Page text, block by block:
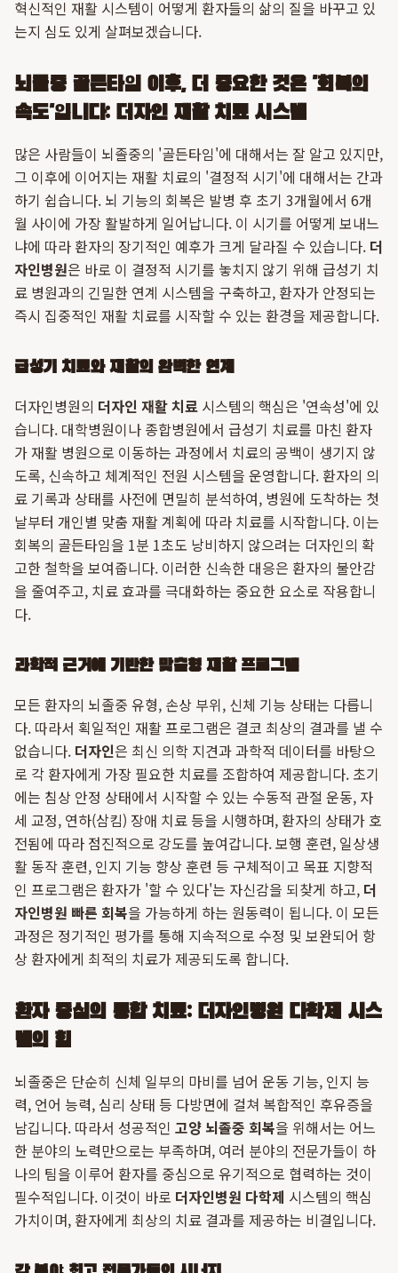
혁신적인 재활 시스템이 어떻게 환자들의 삶의 질을 바꾸고 있
는지 심도 있게 살펴보겠습니다.
뇌졸중 골든타임 이후, 더 중요한 것은 '회복의
속도'입니다: 더자인 재활 치료 시스템
많은 사람들이 뇌졸중의 '골든타임'에 대해서는 잘 알고 있지만,
그 이후에 이어지는 재활 치료의 '결정적 시기'에 대해서는 간과
하기 쉽습니다. 뇌 기능의 회복은 발병 후 초기 3개월에서 6개
월 사이에 가장 활발하게 일어납니다. 이 시기를 어떻게 보내느
냐에 따라 환자의 장기적인 예후가 크게 달라질 수 있습니다. 더
자인병원은 바로 이 결정적 시기를 놓치지 않기 위해 급성기 치
료 병원과의 긴밀한 연계 시스템을 구축하고, 환자가 안정되는
즉시 집중적인 재활 치료를 시작할 수 있는 환경을 제공합니다.
급성기 치료와 재활의 완벽한 연계
더자인병원의 더자인 재활 치료 시스템의 핵심은 '연속성'에 있
습니다. 대학병원이나 종합병원에서 급성기 치료를 마친 환자
가 재활 병원으로 이동하는 과정에서 치료의 공백이 생기지 않
도록, 신속하고 체계적인 전원 시스템을 운영합니다. 환자의 의
료 기록과 상태를 사전에 면밀히 분석하여, 병원에 도착하는 첫
날부터 개인별 맞춤 재활 계획에 따라 치료를 시작합니다. 이는
회복의 골든타임을 1분 1초도 낭비하지 않으려는 더자인의 확
고한 철학을 보여줍니다. 이러한 신속한 대응은 환자의 불안감
을 줄여주고, 치료 효과를 극대화하는 중요한 요소로 작용합니
다.
과학적 근거에 기반한 맞춤형 재활 프로그램
모든 환자의 뇌졸중 유형, 손상 부위, 신체 기능 상태는 다릅니
다. 따라서 획일적인 재활 프로그램은 결코 최상의 결과를 낼 수
없습니다. 더자인은 최신 의학 지견과 과학적 데이터를 바탕으
로 각 환자에게 가장 필요한 치료를 조합하여 제공합니다. 초기
에는 침상 안정 상태에서 시작할 수 있는 수동적 관절 운동, 자
세 교정, 연하(삼킴) 장애 치료 등을 시행하며, 환자의 상태가 호
전됨에 따라 점진적으로 강도를 높여갑니다. 보행 훈련, 일상생
활 동작 훈련, 인지 기능 향상 훈련 등 구체적이고 목표 지향적
인 프로그램은 환자가 '할 수 있다'는 자신감을 되찾게 하고, 더
자인병원 빠른 회복을 가능하게 하는 원동력이 됩니다. 이 모든
과정은 정기적인 평가를 통해 지속적으로 수정 및 보완되어 항
상 환자에게 최적의 치료가 제공되도록 합니다.
환자 중심의 통합 치료: 더자인병원 다학제 시스
템의 힘
뇌졸중은 단순히 신체 일부의 마비를 넘어 운동 기능, 인지 능
력, 언어 능력, 심리 상태 등 다방면에 걸쳐 복합적인 후유증을
남깁니다. 따라서 성공적인 고양 뇌졸중 회복을 위해서는 어느
한 분야의 노력만으로는 부족하며, 여러 분야의 전문가들이 하
나의 팀을 이루어 환자를 중심으로 유기적으로 협력하는 것이
필수적입니다. 이것이 바로 더자인병원 다학제 시스템의 핵심
가치이며, 환자에게 최상의 치료 결과를 제공하는 비결입니다.